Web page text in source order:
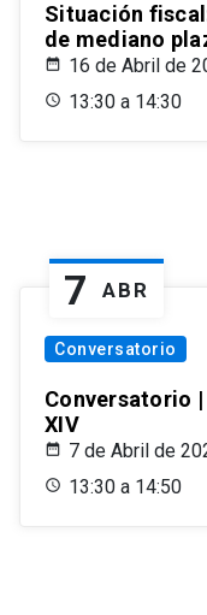
Situación
de mediano
16 de Abril de
13:30 a 14:30
7 ABR
Conversatorio
Conversatorio
XIV
7 de Abril de
13:30 a 14:50